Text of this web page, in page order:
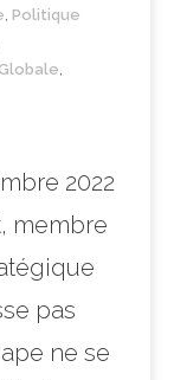
, Politique
,
2022
membre
pas
ne se